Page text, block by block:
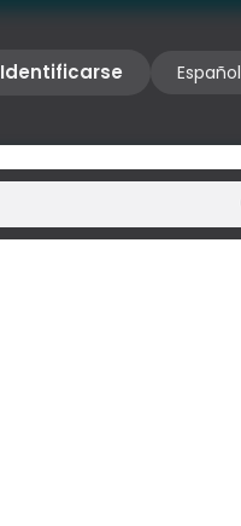
Identificarse
Español